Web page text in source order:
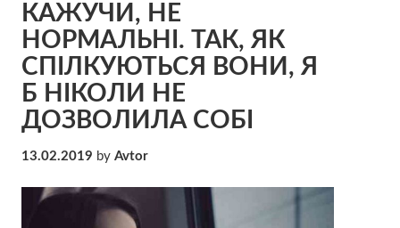
КАЖУЧИ, НЕ
НОРМАЛЬНІ. ТАК, ЯК
СПІЛКУЮТЬСЯ ВОНИ, Я
Б НІКОЛИ НЕ
ДОЗВОЛИЛА СОБІ
13.02.2019 by Avtor